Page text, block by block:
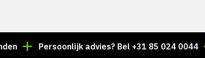
Persoonlijk advies? Bel +31 85 024 0044